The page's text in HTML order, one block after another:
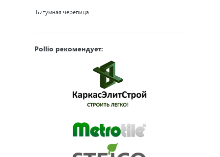
Битумная черепица
Pollio рекомендует: